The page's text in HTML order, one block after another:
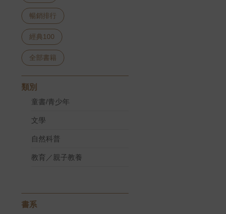
暢銷排行
經典100
全部書籍
類別
童書/青少年
文學
自然科普
教育／親子教養
書系